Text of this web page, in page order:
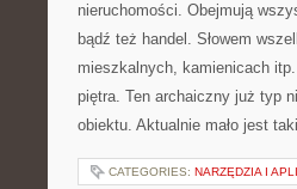
nieruchomości. Obejmują
bądź też handel. Słowem
mieszkalnych, kamienicach
piętra. Ten archaiczny już typ
obiektu. Aktualnie mało jest
CATEGORIES: NARZĘDZIA I